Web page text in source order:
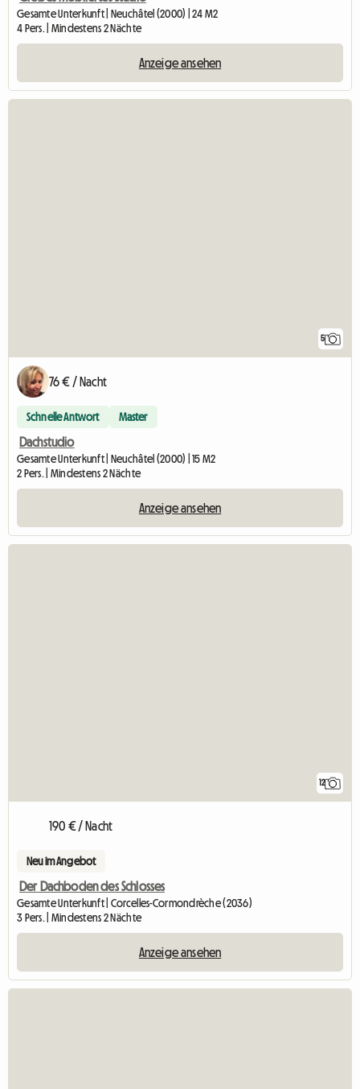
Gesamte Unterkunft | Neuchâtel (2000) | 24 M2
4 Pers. | Mindestens 2 Nächte
Anzeige ansehen
5
76 € / Nacht
Schnelle Antwort Master
Dachstudio
Gesamte Unterkunft | Neuchâtel (2000) | 15 M2
2 Pers. | Mindestens 2 Nächte
Anzeige ansehen
12
190 € / Nacht
Neu im Angebot
Der Dachboden des Schlosses
Gesamte Unterkunft | Corcelles-Cormondrèche (2036)
3 Pers. | Mindestens 2 Nächte
Anzeige ansehen